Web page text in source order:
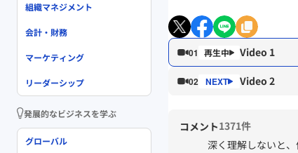
01 Video 1
02 Video 2
コメント1371件
深く理解しないと、
組織マネジメント
会計・財務
マーケティング
リーダーシップ
発展的なビジネスを学ぶ
グローバル